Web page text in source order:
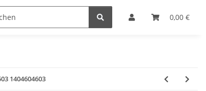
0,00 €
1404604603